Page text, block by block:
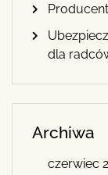
dla
Archiwa
czerwiec